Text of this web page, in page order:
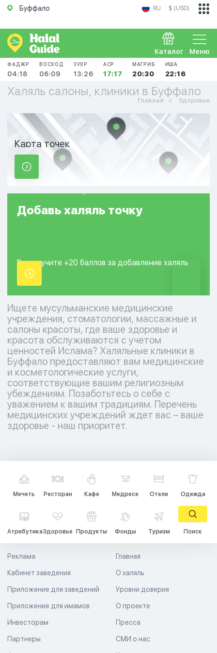
Буффало RU $ (USD)
Меню
Каталог
ФАДЖР
04:18
ВОСХОД
06:09
ЗУХР
13:26
АСР
17:17
МАГРИБ
20:30
ИША
22:16
Халяль салоны, клиники в Буффало
Главная Здоровье
Карта точек
Добавь халяль точку
Вы получите +20 баллов за добавление халяль
точки.
Ищете мусульманские медицинские
учреждения, стоматологии, массажные и
салоны красоты, где ваше здоровье и
красота обслуживаются с учетом
ценностей Ислама? Халяльные клиники в
Буффало предоставляют вам медицинские
и косметологические услуги,
соответствующие вашим религиозным
убеждениям. Позаботьтесь о себе с
уважением к вашим традициям. Перечень
медицинских учреждений ждет вас – ваше
здоровье - наш приоритет.
Мечеть Ресторан Кафе Медресе Отели Одежда
АтрибутикаЗдоровье Продукты Фонды Туризм Поиск
Главная
О халяль
Уровни доверия
Реклама
Кабинет заведения
Приложение для заведений
Приложение для имамов О проекте
Пресса
СМИ о нас
Инвесторам
Партнеры